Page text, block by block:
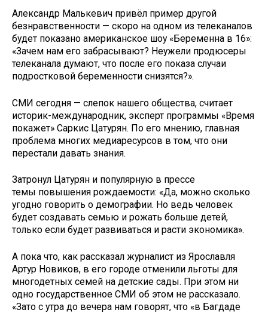
Александр Малькевич привёл пример другой
безнравственности — скоро на одном из телеканалов
будет показано американское шоу «Беременна в 16»:
«Зачем нам его забрасывают? Неужели продюсеры
телеканала думают, что после его показа случаи
подростковой беременности снизятся?».
СМИ сегодня — слепок нашего общества, считает
историк-международник, эксперт программы «Время
покажет» Саркис Цатурян. По его мнению, главная
проблема многих медиаресурсов в том, что они
перестали давать знания.
Затронул Цатурян и популярную в прессе
темы повышения рождаемости: «Да, можно сколько
угодно говорить о демографии. Но ведь человек
будет создавать семью и рожать больше детей,
только если будет развиваться и расти экономика».
А пока что, как рассказал журналист из Ярославля
Артур Новиков, в его городе отменили льготы для
многодетных семей на детские сады. При этом ни
одно государственное СМИ об этом не рассказало.
«Зато с утра до вечера нам говорят, что «в Багдаде